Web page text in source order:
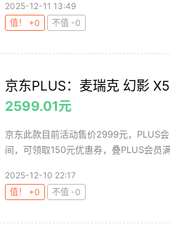
2025-12-11 13:49
值！ +0
不值 -0
京东PLUS：麦瑞克 幻影
2599.01元
京东此款目前活动售价2999元，PLUS
间，可领取150元优惠券，叠PLUS会员
2025-12-10 22:17
值！ +0
不值 -0